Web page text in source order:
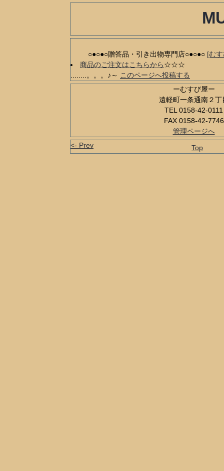
○●○●○贈答品・引き出物専門店○●○●○ [む
商品のご注文はこちらから☆☆☆
........。。。♪～ このページへ投稿する
ーむすび屋ー
遠軽町一条通南２丁
TEL 0158-42-0111
FAX 0158-42-7746
管理ページへ
<- Prev Top